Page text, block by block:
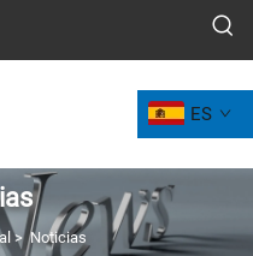
ES
>Noticias